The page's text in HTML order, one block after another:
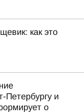
как это
Петербургу и
о